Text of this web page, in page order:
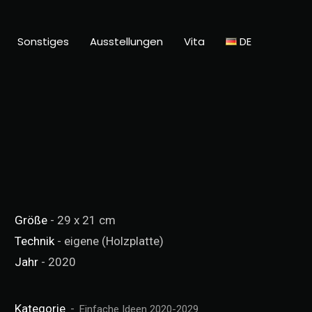
Sonstiges Ausstellungen Vita DE
Größe - 29 x 21 cm
Technik- eigene (Holzplatte)
Jahr - 2020
Kategorie Einfache Ideen 2020-2029